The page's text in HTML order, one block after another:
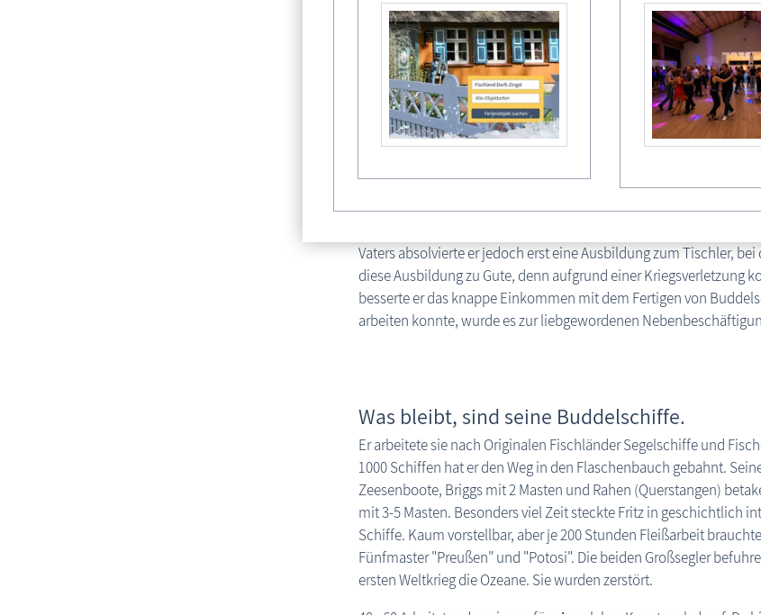
ihm eine umfangreiche Sammlung alter Baupläne, Fotos und
Familientradition - Buddelschiffbau
Fritz Konow stammte aus einer alten Seefahrerfamilie. Schon
Fenstern der Ahrenshooper und Althäger Häuser standen.
auch können! Mit viel Freude und Ausdauer erlernte er dieses
Schonerbrigg. Die Kniffe, die ihm noch fehlten, brachte ihm ein
Zeesenboot seines Vaters arbeitete und vorher als Segelmacher
Auf dem Zeesenboot seines Vaters groß geworden wollte auch
Vaters absolvierte er jedoch erst eine Ausbildung zum Tischler,
diese Ausbildung zu Gute, denn aufgrund einer Kriegsverletzung
besserte er das knappe Einkommen mit dem Fertigen von
arbeiten konnte, wurde es zur liebgewordenen
Was bleibt, sind seine Buddelschiffe.
Er arbeitete sie nach Originalen Fischländer Segelschiffe und
1000 Schiffen hat er den Weg in den Flaschenbauch gebahnt.
Zeesenboote, Briggs mit 2 Masten und Rahen (Querstangen)
mit 3-5 Masten. Besonders viel Zeit steckte Fritz in geschichtlich
Schiffe. Kaum vorstellbar, aber je 200 Stunden Fleißarbeit
Fünfmaster "Preußen" und "Potosi". Die beiden Großsegler
ersten Weltkrieg die Ozeane. Sie wurden zerstört.